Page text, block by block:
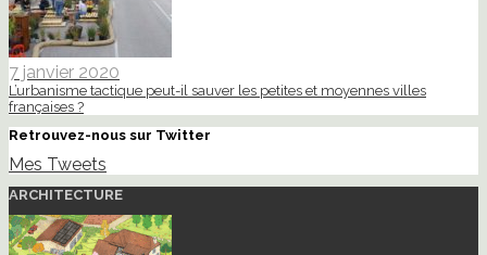
7 janvier 2020
L’urbanisme tactique peut-il sauver les petites et moyennes villes
françaises ?
Retrouvez-nous sur Twitter
Mes Tweets
ARCHITECTURE